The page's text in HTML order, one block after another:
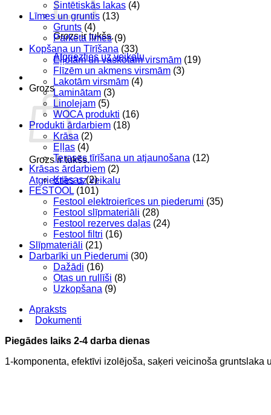
Grozs ir tukšs.
Atgriezties uz veikalu
Grozs
Grozs ir tukšs.
Atgriezties uz veikalu
Sintētiskās lakas (4)
Līmes un gruntis (13)
Grunts (4)
Parketa līmes (9)
Kopšana un Tīrīšana (33)
Eļļotām un vaskotām virsmām (19)
Flīzēm un akmens virsmām (3)
Lakotām virsmām (4)
Laminātam (3)
Linolejam (5)
WOCA produkti (16)
Produkti ārdarbiem (18)
Krāsa (2)
Eļļas (4)
Terases tīrīšana un atjaunošana (12)
Krāsas ārdarbiem (2)
Krāsas (2)
FESTOOL (101)
Festool elektroierīces un piederumi (35)
Festool slīpmateriāli (28)
Festool rezerves daļas (24)
Festool filtri (16)
Slīpmateriāli (21)
Darbarīki un Piederumi (30)
Dažādi (16)
Otas un rullīši (8)
Uzkopšana (9)
Apraksts
Dokumenti
Piegādes laiks 2-4 darba dienas
1-komponenta, efektīvi izolējoša, saķeri veicinoša